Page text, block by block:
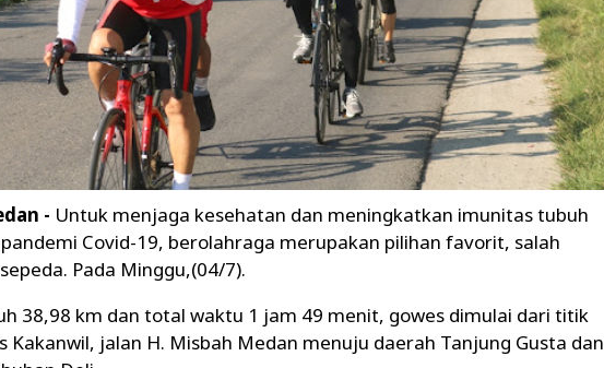
- Untuk menjaga kesehatan dan meningkatkan imunitas tubuh
Covid-19, berolahraga merupakan pilihan favorit, salah
Pada Minggu,(04/7).
38,98 km dan total waktu 1 jam 49 menit, gowes dimulai dari titik
Kakanwil, jalan H. Misbah Medan menuju daerah Tanjung Gusta dan